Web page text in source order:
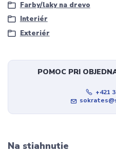
Farby/laky na drevo
Interiér
Exteriér
POMOC PRI
+421
Na stiahnutie